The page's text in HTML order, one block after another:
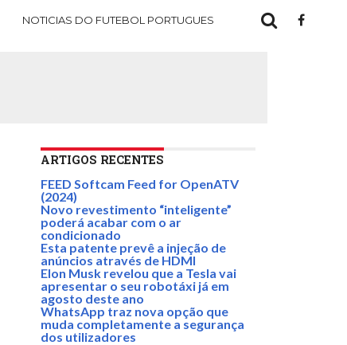
NOTICIAS DO FUTEBOL PORTUGUES
ARTIGOS RECENTES
FEED Softcam Feed for OpenATV
(2024)
Novo revestimento “inteligente”
poderá acabar com o ar
condicionado
Esta patente prevê a injeção de
anúncios através de HDMI
Elon Musk revelou que a Tesla vai
apresentar o seu robotáxi já em
agosto deste ano
WhatsApp traz nova opção que
muda completamente a segurança
dos utilizadores